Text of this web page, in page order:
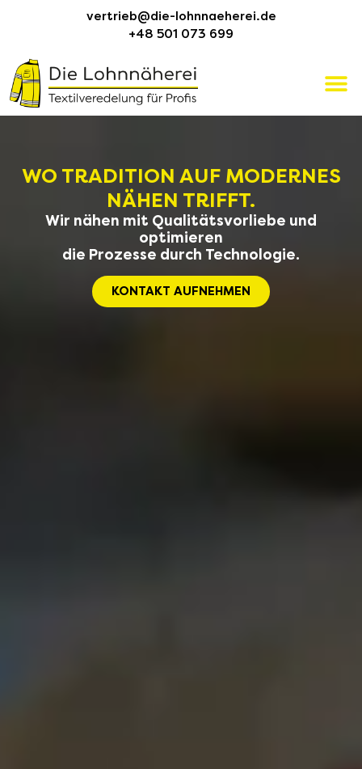
vertrieb@die-lohnnaeherei.de
+48 501 073 699
WO TRADITION AUF MODERNES
NÄHEN TRIFFT.
Wir nähen mit Qualitätsvorliebe und
optimieren
die Prozesse durch Technologie.
KONTAKT AUFNEHMEN